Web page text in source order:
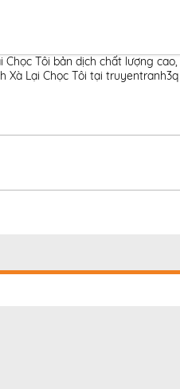
Tôi bản dịch chất lượng cao,
Xà Lại Chọc Tôi tại truyentranh3q